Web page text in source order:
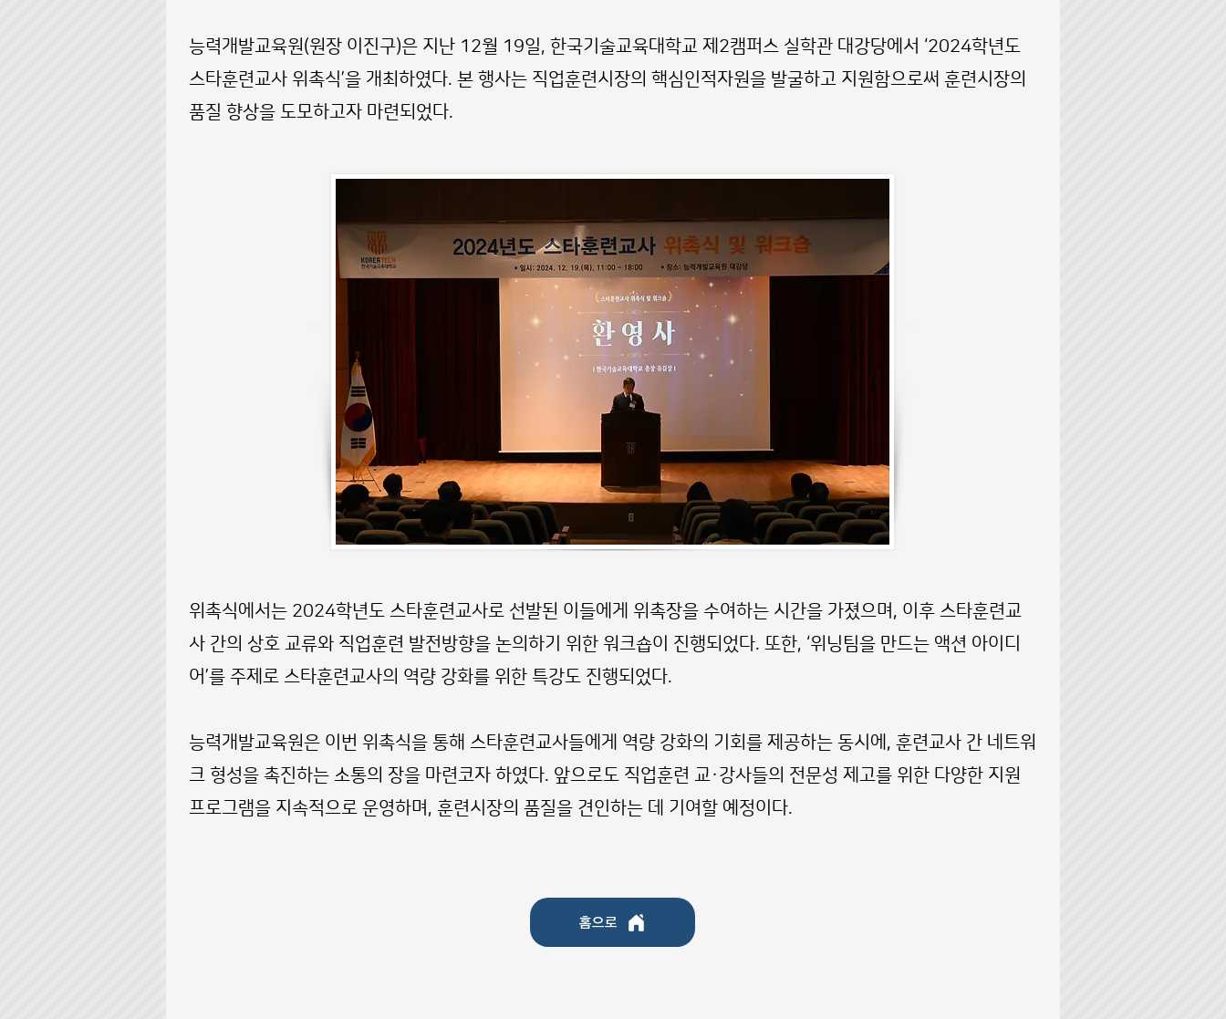
능력개발교육원(원장 이진구)은 지난 12월 19일, 한국기술교육대학교 제2캠퍼스 실학관 대강당에서 ‘2024학년도
스타훈련교사 위촉식’을 개최하였다. 본 행사는 직업훈련시장의 핵심인적자원을 발굴하고 지원함으로써 훈련시장의
품질 향상을 도모하고자 마련되었다.
위촉식에서는 2024학년도 스타훈련교사로 선발된 이들에게 위촉장을 수여하는 시간을 가졌으며, 이후 스타훈련교
사 간의 상호 교류와 직업훈련 발전방향을 논의하기 위한 워크숍이 진행되었다. 또한, ‘위닝팀을 만드는 액션 아이디
어’를 주제로 스타훈련교사의 역량 강화를 위한 특강도 진행되었다.
능력개발교육원은 이번 위촉식을 통해 스타훈련교사들에게 역량 강화의 기회를 제공하는 동시에, 훈련교사 간 네트워
크 형성을 촉진하는 소통의 장을 마련코자 하였다. 앞으로도 직업훈련 교·강사들의 전문성 제고를 위한 다양한 지원
프로그램을 지속적으로 운영하며, 훈련시장의 품질을 견인하는 데 기여할 예정이다.
홈으로